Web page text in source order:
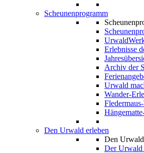
Scheunenprogramm
Erlebnisse
Archiv der
Urwald
Wander-
Den Urwald erleben
Den
Der Urwald